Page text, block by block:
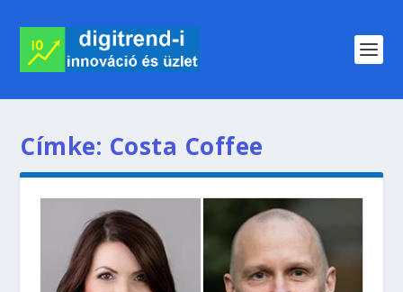
Címke: Costa Coffee